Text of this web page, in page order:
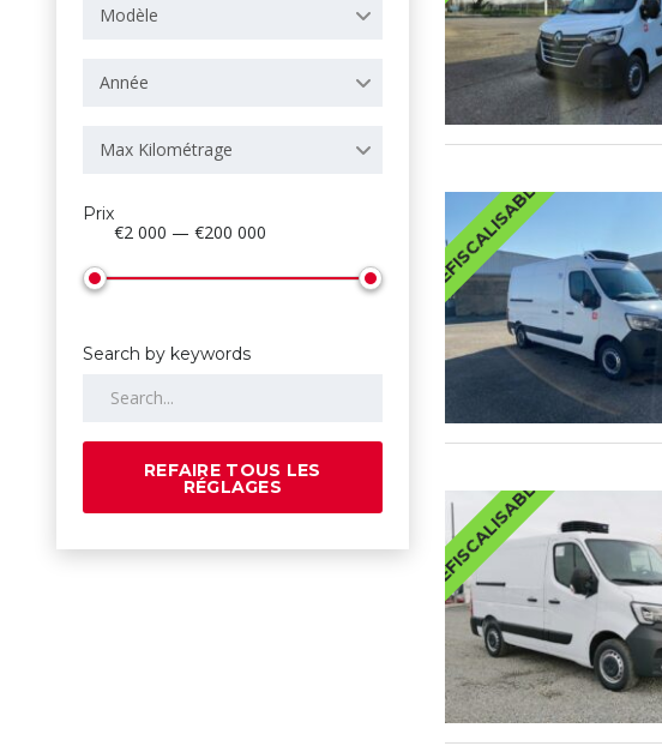
Modèle
Année
Max Kilométrage
Prix
€2 000 — €200 000
Search by keywords
REFAIRE TOUS LES
RÉGLAGES
DEFISCALISABLE
DEFISCALISABLE